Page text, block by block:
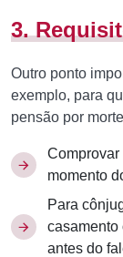
3.
Outro ponto
exemplo, para
pensão por
momento
Para
casamento
antes do